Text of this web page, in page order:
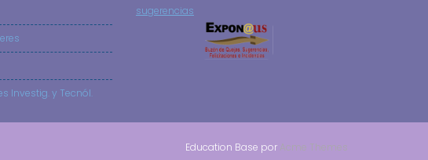
Investig. y Tecnól.
sugerencias
Education Base por Acme Themes